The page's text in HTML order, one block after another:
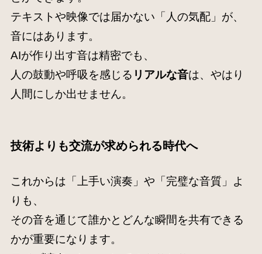
テキストや映像では届かない「人の気配」が、
音にはあります。
AIが作り出す音は精密でも、
人の鼓動や呼吸を感じる リアルな音は、やはり
人間にしか出せません。
技術よりも交流が求められる時代へ
これからは「上手い演奏」や「完璧な音質」よ
りも、
その音を通じて誰かとどんな瞬間を共有できる
かが重要になります。